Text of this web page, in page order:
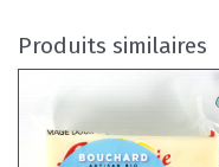
Produits similaires